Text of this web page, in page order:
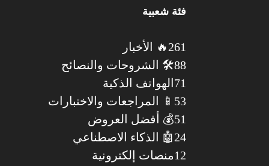
فئة شعبية
🔥 الأخبار261
🛠️ الشروحات والنصائح88
الهواتف الذكية 71
📱 المراجعات والاختبارات 53
💰 أفضل العروض51
🤖 الذكاء الاصطناعي24
منصات إلكترونية12